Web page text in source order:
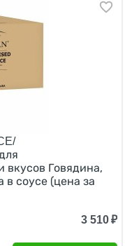
вкусов Говядина,
в соусе (цена за
3 510₽